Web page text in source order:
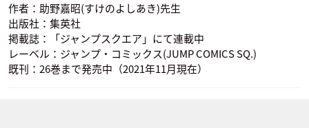
作者：助野嘉昭(すけのよしあき)先生
出版社：集英社
掲載誌：「ジャンプスクエア」にて連載中
レーベル：ジャンプ・コミックス(JUMP COMICS SQ.)
既刊：26巻まで発売中（2021年11月現在）